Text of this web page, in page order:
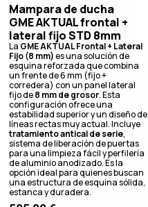
Mampara de ducha
GME AKTUAL frontal +
lateral fijo STD 8mm
La GME AKTUAL Frontal + Lateral
Fijo (8 mm)es una solución de
esquina reforzada que combina
un frente de 6 mm (fijo +
corredera) con un panel lateral
fijo de8 mm de grosor. Esta
configuración ofrece una
estabilidad superior y un diseño de
líneas rectas muy actual. Incluye
tratamiento antical de serie,
sistema de liberación de puertas
para una limpieza fácil y perfilería
de aluminio anodizado. Es la
opción ideal para quienes buscan
una estructura de esquina sólida,
estanca y duradera.